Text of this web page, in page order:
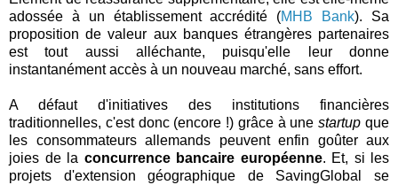
adossée à un établissement accrédité (MHB Bank). Sa
proposition de valeur aux banques étrangères partenaires
est tout aussi alléchante, puisqu'elle leur donne
instantanément accès à un nouveau marché, sans effort.
A défaut d'initiatives des institutions financières
traditionnelles, c'est donc (encore !) grâce à unestartup que
les consommateurs allemands peuvent enfin goûter aux
joies de la concurrence bancaire européenne. Et, si les
projets d'extension géographique de SavingGlobal se